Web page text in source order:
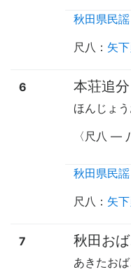
秋田県民謡
尺八 ： 矢
6 本荘追分
ほんじょ
〈尺八 —
秋田県民謡
尺八 ： 矢
7 秋田おば
あきたおば